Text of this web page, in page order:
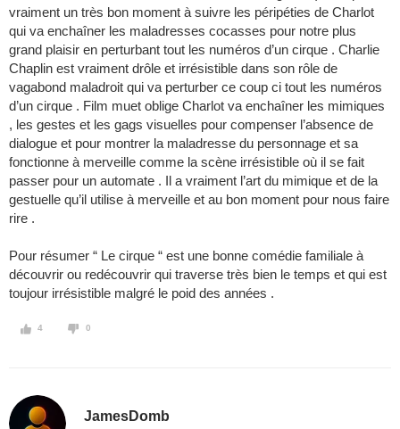
vraiment un très bon moment à suivre les péripéties de Charlot
qui va enchaîner les maladresses cocasses pour notre plus
grand plaisir en perturbant tout les numéros d’un cirque . Charlie
Chaplin est vraiment drôle et irrésistible dans son rôle de
vagabond maladroit qui va perturber ce coup ci tout les numéros
d’un cirque . Film muet oblige Charlot va enchaîner les mimiques
, les gestes et les gags visuelles pour compenser l’absence de
dialogue et pour montrer la maladresse du personnage et sa
fonctionne à merveille comme la scène irrésistible où il se fait
passer pour un automate . Il a vraiment l’art du mimique et de la
gestuelle qu’il utilise à merveille et au bon moment pour nous faire
rire .
Pour résumer “ Le cirque “ est une bonne comédie familiale à
découvrir ou redécouvrir qui traverse très bien le temps et qui est
toujour irrésistible malgré le poid des années .
4 0
JamesDomb